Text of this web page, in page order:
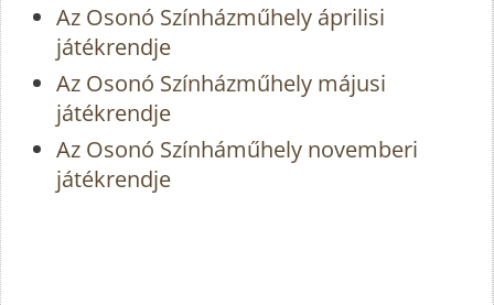
Az Osonó Színházműhely áprilisi
játékrendje
Az Osonó Színházműhely májusi
játékrendje
Az Osonó Színháműhely novemberi
játékrendje